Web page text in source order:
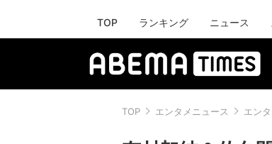
TOP ランキング ニュース
TOP エンタメニュース エン